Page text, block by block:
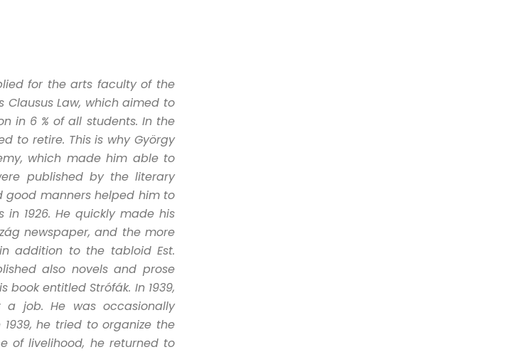
for the arts faculty of the
Clausus Law, which aimed to
in 6 % of all students. In the
to retire. This is why György
which made him able to
published by the literary
good manners helped him to
1926. He quickly made his
newspaper, and the more
addition to the tabloid Est.
also novels and prose
entitled Strófák. In 1939,
job. He was occasionally
he tried to organize the
of livelihood, he returned to